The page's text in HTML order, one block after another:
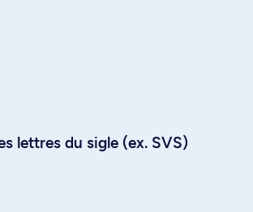
lettres du sigle (ex. SVS)